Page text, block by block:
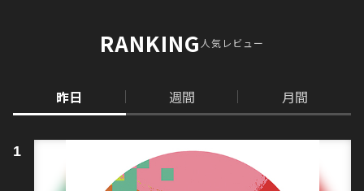
RANKING人気レビュー
昨日 週間 月間